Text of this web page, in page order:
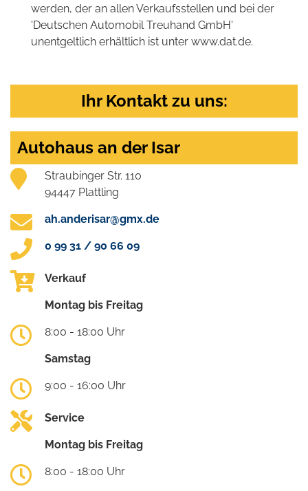
werden, der an allen Verkaufsstellen und bei der
'Deutschen Automobil Treuhand GmbH'
unentgeltlich erhältlich ist unter www.dat.de.
Ihr Kontakt zu uns:
Autohaus an der Isar
Straubinger Str. 110
94447 Plattling
ah.anderisar@gmx.de
0 99 31 / 90 66 09
Verkauf
Montag bis Freitag
8:00 - 18:00 Uhr
Samstag
9:00 - 16:00 Uhr
Service
Montag bis Freitag
8:00 - 18:00 Uhr